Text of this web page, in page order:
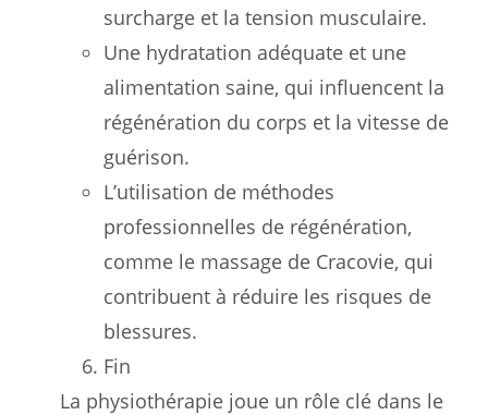
surcharge et la tension musculaire.
Une hydratation adéquate et une
alimentation saine, qui influencent la
régénération du corps et la vitesse de
guérison.
L’utilisation de méthodes
professionnelles de régénération,
comme le massage de Cracovie, qui
contribuent à réduire les risques de
blessures.
Fin
La physiothérapie joue un rôle clé dans le